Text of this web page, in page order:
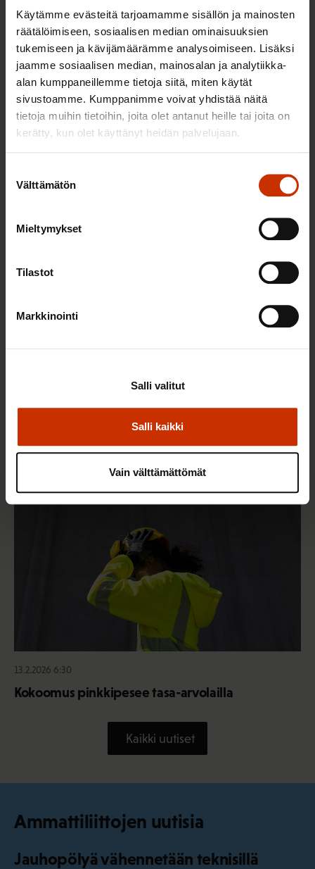
Käytämme evästeitä tarjoamamme sisällön ja mainosten
räätälöimiseen, sosiaalisen median ominaisuuksien
tukemiseen ja kävijämäärämme analysoimiseen. Lisäksi
jaamme sosiaalisen median, mainosalan ja analytiikka-
alan kumppaneillemme tietoja siitä, miten käytät
sivustoamme. Kumppanimme voivat yhdistää näitä
tietoja muihin tietoihin, joita olet antanut heille tai joita on
kerätty, kun olet käyttänyt heidän palvelujaan.
valinta
Välttämätön
Mieltymykset
Tilastot
Markkinointi
Salli kaikki
Salli valitut
Vain välttämättömät
3.6.2026 13:34
Mikä muuttui määräaikaisissa työsuhteissa? Lue
juristin vastaukset!
Hallitus heikentää jälleen työntekijöiden
työsuhdeturvaa ja työelämän tasa-arvoa
13.2.2026 6:30
Kokoomus pinkkipesee tasa-arvolailla
Kaikki uutiset
Ammattiliittojen uutisia
Jauhopölyä vähennetään teknisillä